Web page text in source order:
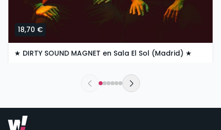
18,70 €
★ DIRTY SOUND MAGNET en Sala El Sol (Madrid) ★